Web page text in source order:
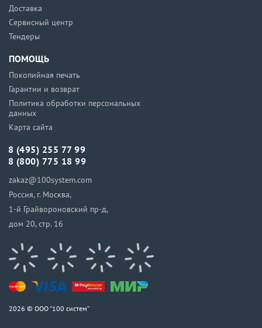
Доставка
Сервисный центр
Тендеры
ПОМОЩЬ
Покопийная печать
Гарантии и возврат
Политика обработки персональных
данных
Карта сайта
8 (495) 255 77 99
8 (800) 775 18 99
zakaz@100system.com
Россия, г. Москва,
1-й Грайвороновский пр-д,
дом 20, стр. 16
2026 © ООО “100 систем”